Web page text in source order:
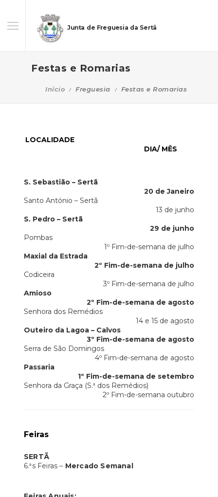
Junta de Freguesia da Sertã
Festas e Romarias
Início Freguesia Festas e Romarias
LOCALIDADE
DIA/ MÊS
S. Sebastião – Sertã
20 de Janeiro
Santo António – Sertã
13 de junho
S. Pedro – Sertã
29 de junho
Pombas
1º Fim-de-semana de julho
Maxial da Estrada
2º Fim-de-semana de julho
Codiceira
3º Fim-de-semana de julho
Amioso
2º Fim-de-semana de agosto
Senhora dos Remédios
14 e 15 de agosto
Outeiro da Lagoa – Calvos
3º Fim-de-semana de agosto
Serra de São Domingos
4º Fim-de-semana de agosto
Passaria
1º Fim-de-semana de setembro
Senhora da Graça (S.ª dos Remédios)
2º Fim-de-semana outubro
Feiras
SERTÃ
6.ªs Feiras – Mercado Semanal